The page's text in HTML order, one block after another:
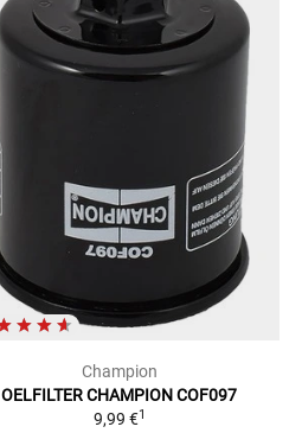
Champion
OELFILTER CHAMPION COF097
9,99 €1